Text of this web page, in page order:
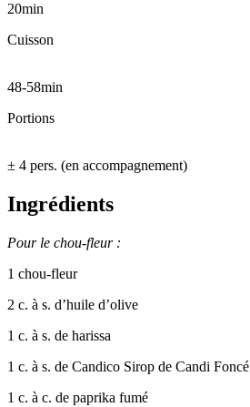
20min
Cuisson
48-58min
Portions
± 4 pers. (en accompagnement)
Ingrédients
Pour le chou-fleur :
1 chou-fleur
2 c. à s. d’huile d’olive
1 c. à s. de harissa
1 c. à s. de Candico Sirop de Candi Foncé
1 c. à c. de paprika fumé